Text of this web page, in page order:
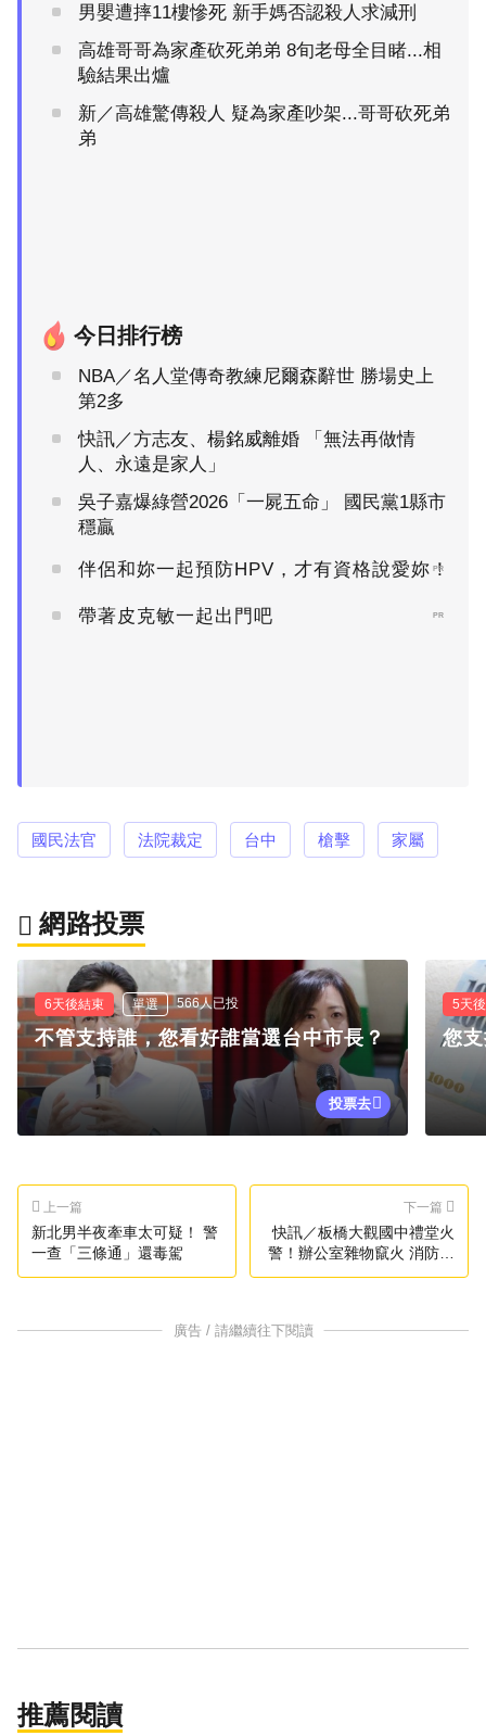
男嬰遭摔11樓慘死 新手媽否認殺人求減刑
高雄哥哥為家產砍死弟弟 8旬老母全目睹...相
驗結果出爐
新／高雄驚傳殺人 疑為家產吵架...哥哥砍死弟
弟
今日排行榜
NBA／名人堂傳奇教練尼爾森辭世 勝場史上
第2多
快訊／方志友、楊銘威離婚 「無法再做情
人、永遠是家人」
吳子嘉爆綠營2026「一屍五命」 國民黨1縣市
穩贏
伴侶和妳一起預防HPV，才有資格說愛妳！
PR
帶著皮克敏一起出門吧 PR
國民法官 法院裁定 台中 槍擊 家屬
網路投票
6天後結束 單選 566人已投
不管支持誰，您看好誰當選台中市長？
投票去
5天
您
上一篇
新北男半夜牽車太可疑！ 警
一查「三條通」還毒駕
下一篇
快訊／板橋大觀國中禮堂火
警！辦公室雜物竄火 消防馳
援灌救
廣告 / 請繼續往下閱讀
推薦閱讀